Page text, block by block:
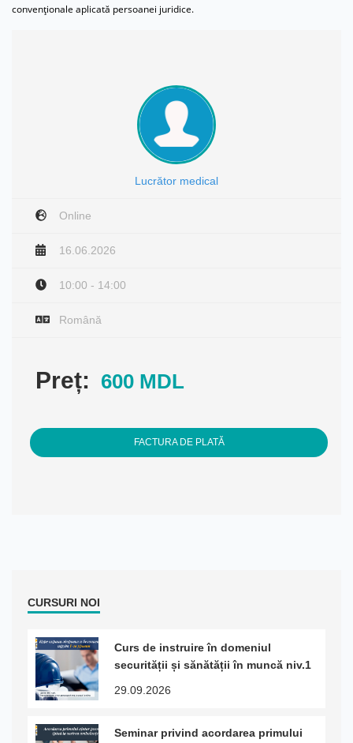
convenţionale aplicată persoanei juridice.
Lucrător medical
Online
16.06.2026
10:00 - 14:00
Română
Preț: 600 MDL
FACTURA DE PLATĂ
CURSURI NOI
Curs de instruire în domeniul
securității și sănătății în muncă niv.1
29.09.2026
Seminar privind acordarea primului